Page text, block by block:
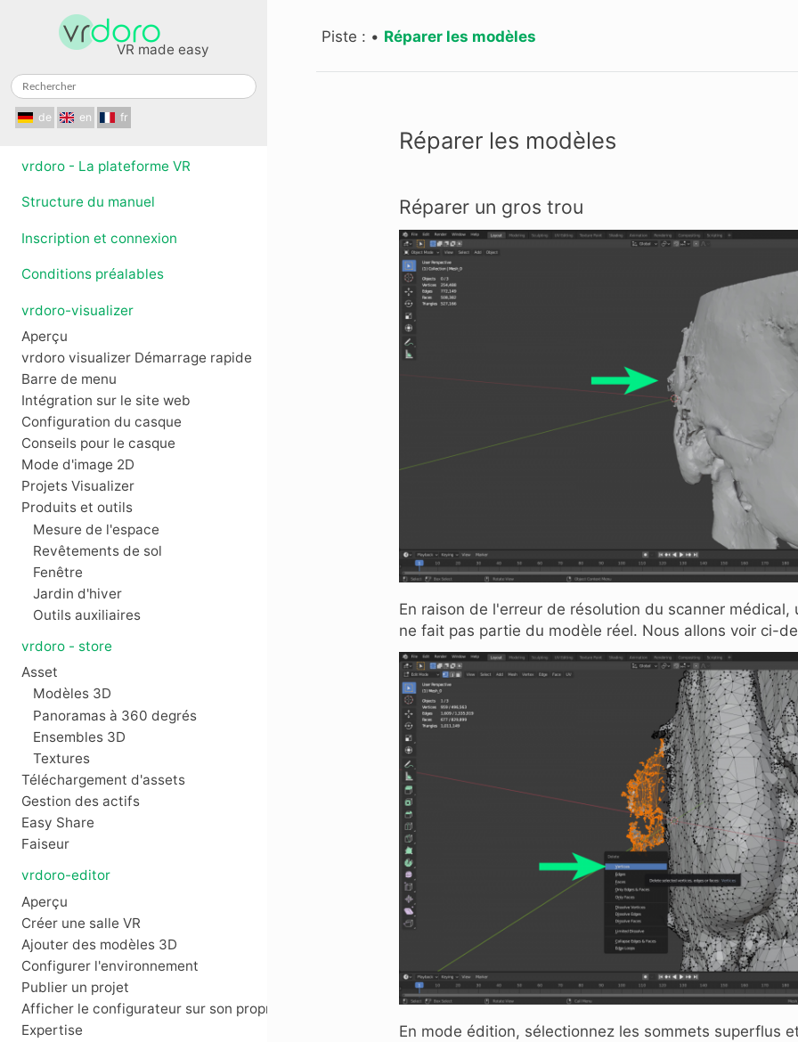
Piste : • Réparer les modèles
Réparer les modèles
Réparer un gros trou
En raison de l'erreur de résolution du scanner
ne fait pas partie du modèle réel. Nous allons voir ci-
En mode édition, sélectionnez les sommets superflus
VR made easy
de en fr
vrdoro - La plateforme VR
Structure du manuel
Inscription et connexion
Conditions préalables
vrdoro-visualizer
Aperçu
vrdoro visualizer Démarrage rapide
Barre de menu
Intégration sur le site web
Configuration du casque
Conseils pour le casque
Mode d'image 2D
Projets Visualizer
Produits et outils
Mesure de l'espace
Revêtements de sol
Fenêtre
Jardin d'hiver
Outils auxiliaires
vrdoro - store
Asset
Modèles 3D
Panoramas à 360 degrés
Ensembles 3D
Textures
Téléchargement d'assets
Gestion des actifs
Easy Share
Faiseur
vrdoro-editor
Aperçu
Créer une salle VR
Ajouter des modèles 3D
Configurer l'environnement
Publier un projet
Afficher le configurateur sur son propre site web
Expertise